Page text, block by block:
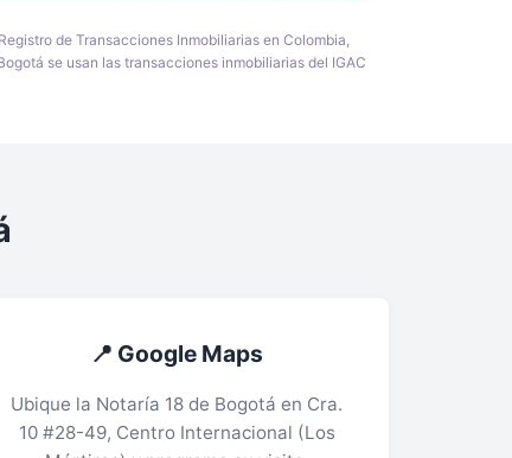
de Transacciones Inmobiliarias en Colombia,
se usan las transacciones inmobiliarias del IGAC
📍 Google Maps
Ubique la Notaría 18 de Bogotá en Cra.
10 #28-49, Centro Internacional (Los